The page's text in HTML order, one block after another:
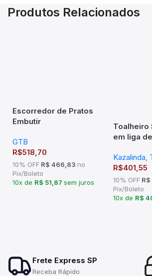
Produtos Relacionados
Escorredor de Pratos
Embutir
900mm Inox
GTB
R$518,70
10% OFF R$ 466,83 no
Pix/Boleto
10x de R$ 51,87 sem juros
Toalheiro
em liga
Kazalinda,
R$401,55
10% OFF
Pix/Boleto
10x de R$
Frete Express SP
Receba Rápido